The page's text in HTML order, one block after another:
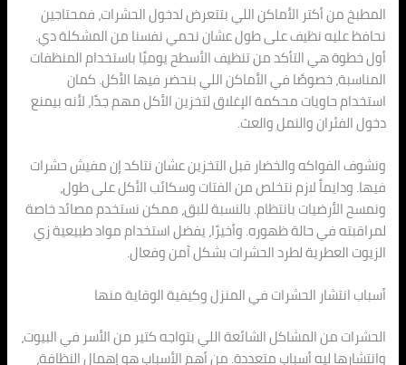
المطبخ من أكتر الأماكن اللي بتتعرض لدخول الحشرات، فمحتاجين
نحافظ عليه نظيف على طول عشان نحمي نفسنا من المشكلة دي.
أول خطوة هي التأكد من تنظيف الأسطح يوميًا باستخدام المنظفات
المناسبة، خصوصًا في الأماكن اللي بنحضر فيها الأكل. كمان
استخدام حاويات محكمة الإغلاق لتخزين الأكل مهم جدًا، لأنه بيمنع
دخول الفئران والنمل والعث.
ونشوف الفواكه والخضار قبل التخزين عشان نتاكد إن مفيش حشرات
فيها. ودايماً لازم نتخلص من الفتات وسكائب الأكل على طول،
ونمسح الأرضيات بانتظام. بالنسبة للبق، ممكن نستخدم مصائد خاصة
لمراقبته في حالة ظهوره. وأخيرًا، يفضل استخدام مواد طبيعية زي
الزيوت العطرية لطرد الحشرات بشكل آمن وفعال.
أسباب انتشار الحشرات في المنزل وكيفية الوقاية منها
الحشرات من المشاكل الشائعة اللي بتواجه كتير من الأسر في البيوت،
وانتشارها ليه أسباب متعددة. من أهم الأسباب هو إهمال النظافة،